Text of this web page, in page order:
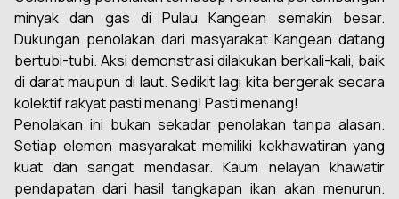
minyak dan gas di Pulau Kangean semakin besar.
Dukungan penolakan dari masyarakat Kangean datang
bertubi-tubi. Aksi demonstrasi dilakukan berkali-kali, baik
di darat maupun di laut. Sedikit lagi kita bergerak secara
kolektif rakyat pasti menang! Pasti menang!
Penolakan ini bukan sekadar penolakan tanpa alasan.
Setiap elemen masyarakat memiliki kekhawatiran yang
kuat dan sangat mendasar. Kaum nelayan khawatir
pendapatan dari hasil tangkapan ikan akan menurun.